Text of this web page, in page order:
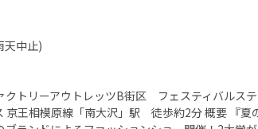
天中止)
トリーアウトレッツB街区 フェスティバルス
京王相模原線「南大沢」駅 徒歩約2分 概要 『夏